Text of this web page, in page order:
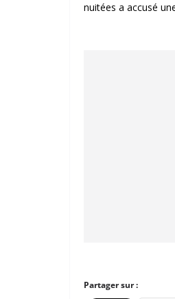
nuitées a accusé
Partager sur :